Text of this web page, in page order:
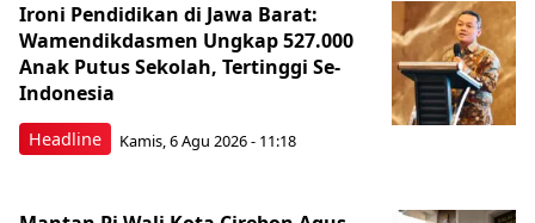
Headline
Ironi Pendidikan di Jawa Barat:
Wamendikdasmen Ungkap 527.000
Anak Putus Sekolah, Tertinggi Se-
Indonesia
Kamis, 6 Agu 2026 - 11:18